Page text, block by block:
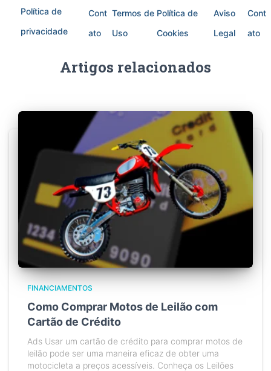
Política de
privacidade
Cont
ato
Termos de
Uso
Política de
Cookies
Aviso
Legal
Cont
ato
Artigos relacionados
FINANCIAMENTOS
Como Comprar Motos de Leilão com
Cartão de Crédito
Ads Usar um cartão de crédito para comprar motos de
leilão pode ser uma maneira eficaz de obter uma
motocicleta a preços acessíveis. Conheça os Leilões